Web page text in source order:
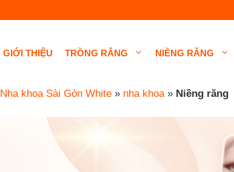
GIỚI THIỆU TRỒNG RĂNG NIỀNG RĂNG
Nha khoa Sài Gòn White» nha khoa» Niềng răng